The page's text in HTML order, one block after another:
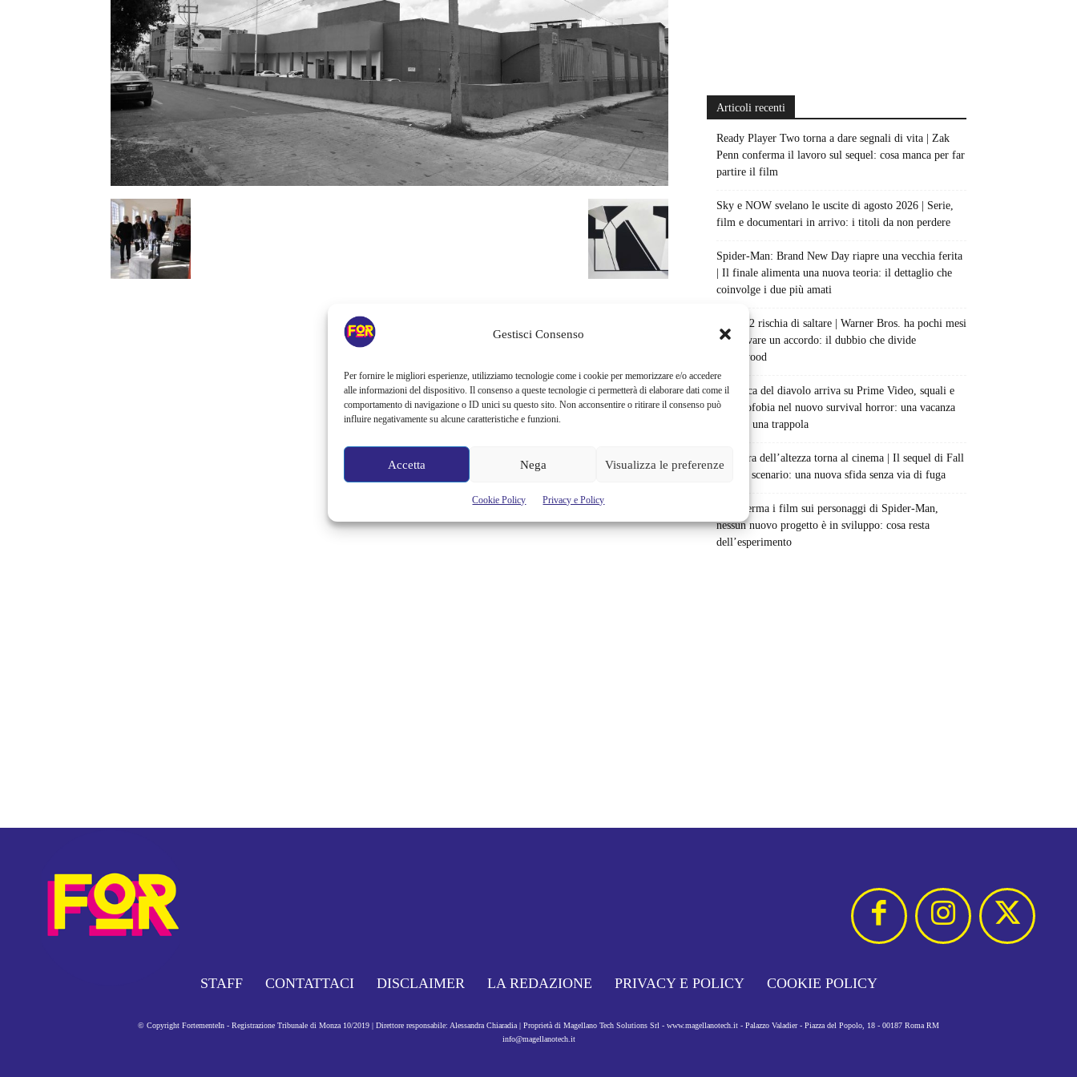
Gestisci Consenso
Per fornire le migliori esperienze, utilizziamo tecnologie come i cookie per memorizzare e/o accedere
alle informazioni del dispositivo. Il consenso a queste tecnologie ci permetterà di elaborare dati come il
comportamento di navigazione o ID unici su questo sito. Non acconsentire o ritirare il consenso può
influire negativamente su alcune caratteristiche e funzioni.
Accetta Nega Visualizza le preferenze
Cookie Policy Privacy e Policy
Articoli recenti
Ready Player Two torna a dare segnali di vita | Zak
Penn conferma il lavoro sul sequel: cosa manca per far
partire il film
Sky e NOW svelano le uscite di agosto 2026 | Serie,
film e documentari in arrivo: i titoli da non perdere
Spider-Man: Brand New Day riapre una vecchia ferita
| Il finale alimenta una nuova teoria: il dettaglio che
coinvolge i due più amati
Barbie 2 rischia di saltare | Warner Bros. ha pochi mesi
per trovare un accordo: il dubbio che divide
Hollywood
La bocca del diavolo arriva su Prime Video, squali e
claustrofobia nel nuovo survival horror: una vacanza
diventa una trappola
La paura dell’altezza torna al cinema | Il sequel di Fall
cambia scenario: una nuova sfida senza via di fuga
Sony ferma i film sui personaggi di Spider-Man,
nessun nuovo progetto è in sviluppo: cosa resta
dell’esperimento
STAFF CONTATTACI DISCLAIMER LA REDAZIONE PRIVACY E POLICY COOKIE POLICY
© Copyright FortementeIn - Registrazione Tribunale di Monza 10/2019 | Direttore responsabile: Alessandra Chiaradia | Proprietà di Magellano Tech Solutions Srl - www.magellanotech.it - Palazzo Valadier - Piazza del Popolo, 18 - 00187 Roma RM
info@magellanotech.it